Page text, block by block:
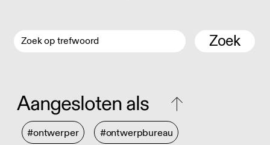
Zoek
Aangesloten als
#ontwerper #ontwerpbureau